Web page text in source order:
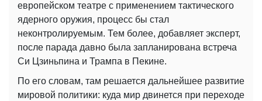
европейском театре с применением тактического
ядерного оружия, процесс бы стал
неконтролируемым. Тем более, добавляет эксперт,
после парада давно была запланирована встреча
Си Цзиньпина и Трампа в Пекине.
По его словам, там решается дальнейшее развитие
мировой политики: куда мир двинется при переходе